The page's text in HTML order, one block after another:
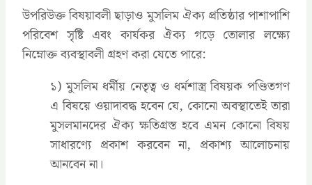
উপরিউক্ত বিষয়াবলী ছাড়াও মুসলিম ঐক্য প্রতিষ্ঠার পাশাপাশি
পরিবেশ সৃষ্টি এবং কার্যকর ঐক্য গড়ে তোলার লক্ষ্যে
নিম্নোক্ত ব্যবস্থাবলী গ্রহণ করা যেতে পারে:
১) মুসলিম ধর্মীয় নেতৃত্ব ও ধর্মশাস্ত্র বিষয়ক পণ্ডিতগণ
এ বিষয়ে ওয়াদাবদ্ধ হবেন যে, কোনো অবস্থাতেই তারা
মুসলমানদের ঐক্য ক্ষতিগ্রস্ত হবে এমন কোনো বিষয়
সাধারণ্যে প্রকাশ করবেন না, প্রকাশ্য আলোচনায়
আনবেন না।